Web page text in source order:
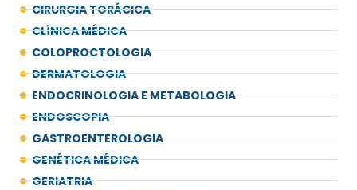
CIRURGIA TORÁCICA
CLÍNICA MÉDICA
COLOPROCTOLOGIA
DERMATOLOGIA
ENDOCRINOLOGIA E METABOLOGIA
ENDOSCOPIA
GASTROENTEROLOGIA
GENÉTICA MÉDICA
GERIATRIA